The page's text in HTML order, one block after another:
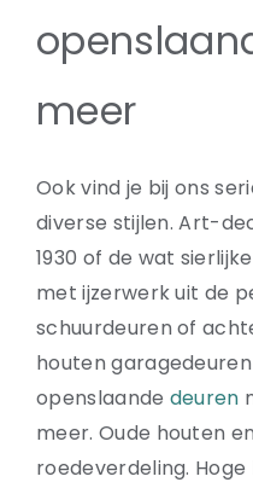
meer
Ook vind je bij ons
diverse stijlen. Art-
1930 of de wat
met ijzerwerk uit de
schuurdeuren of
houten
openslaande deuren
meer. Oude houten
roedeverdeling.